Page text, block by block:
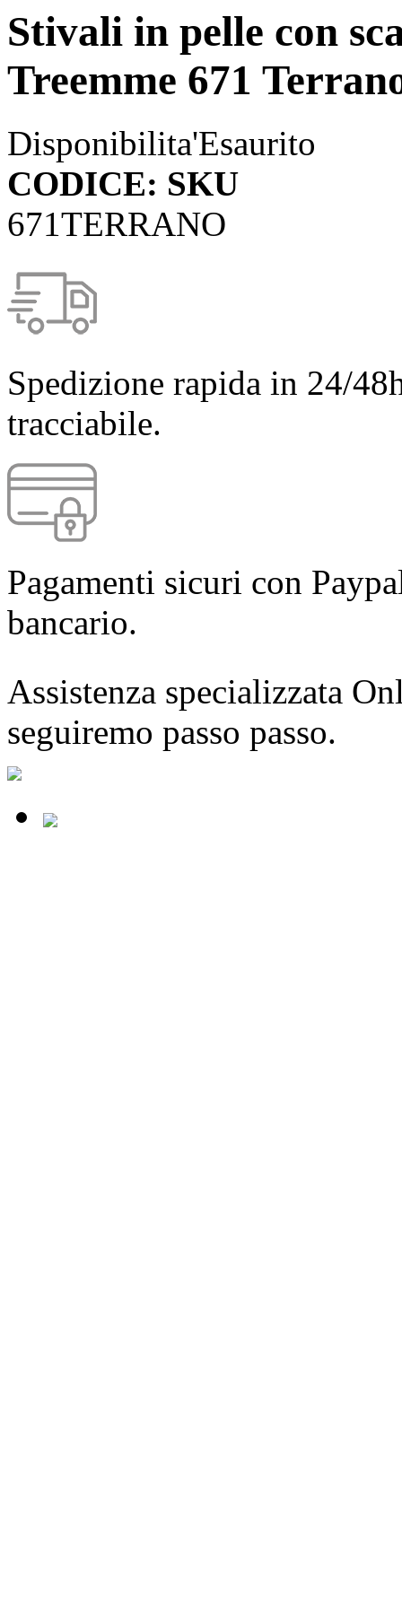
Stivali in pelle con
Treemme 671
Disponibilita'Esaurito
CODICE: SKU
671TERRANO
Spedizione rapida in 24/
tracciabile.
Pagamenti sicuri con
bancario.
Assistenza specializzata
seguiremo passo passo.